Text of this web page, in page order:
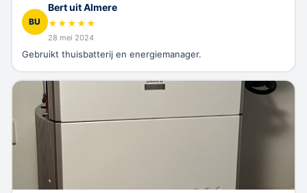
BU
Bert uit Almere
★★★★★
28 mei 2024
Gebruikt thuisbatterij en energiemanager.